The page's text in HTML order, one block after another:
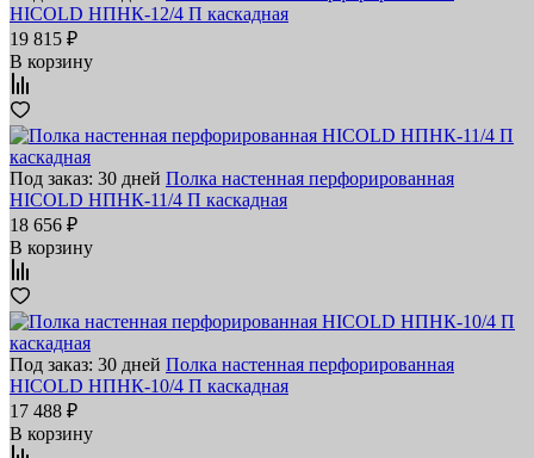
HICOLD НПНК-12/4 П каскадная
19 815 ₽
В корзину
Под заказ: 30 дней Полка настенная перфорированная
HICOLD НПНК-11/4 П каскадная
18 656 ₽
В корзину
Под заказ: 30 дней Полка настенная перфорированная
HICOLD НПНК-10/4 П каскадная
17 488 ₽
В корзину